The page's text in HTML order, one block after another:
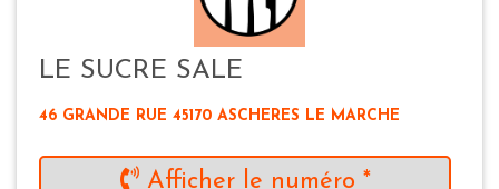
LE SUCRE SALE
46 GRANDE RUE 45170 ASCHERES LE MARCHE
Afficher le numéro *